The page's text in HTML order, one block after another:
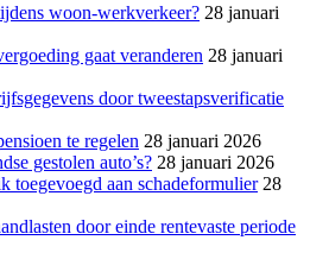
woon-werkverkeer? 28 januari
gaat veranderen 28 januari
door tweestapsverificatie
te regelen 28 januari 2026
gestolen auto’s? 28 januari 2026
toegevoegd aan schadeformulier 28
door einde rentevaste periode